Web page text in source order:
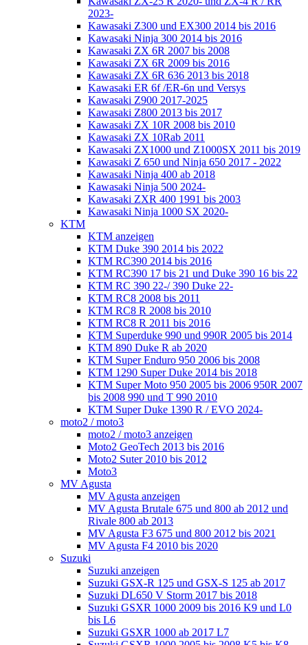
2023-
Kawasaki Z300 und EX300 2014 bis 2016
Kawasaki Ninja 300 2014 bis 2016
Kawasaki ZX 6R 2007 bis 2008
Kawasaki ZX 6R 2009 bis 2016
Kawasaki ZX 6R 636 2013 bis 2018
Kawasaki ER 6f /ER-6n und Versys
Kawasaki Z900 2017-2025
Kawasaki Z800 2013 bis 2017
Kawasaki ZX 10R 2008 bis 2010
Kawasaki ZX 10Rab 2011
Kawasaki ZX1000 und Z1000SX 2011 bis 2019
Kawasaki Z 650 und Ninja 650 2017 - 2022
Kawasaki Ninja 400 ab 2018
Kawasaki Ninja 500 2024-
Kawasaki ZXR 400 1991 bis 2003
Kawasaki Ninja 1000 SX 2020-
KTM
KTM anzeigen
KTM Duke 390 2014 bis 2022
KTM RC390 2014 bis 2016
KTM RC390 17 bis 21 und Duke 390 16 bis 22
KTM RC 390 22-/ 390 Duke 22-
KTM RC8 2008 bis 2011
KTM RC8 R 2008 bis 2010
KTM RC8 R 2011 bis 2016
KTM Superduke 990 und 990R 2005 bis 2014
KTM 890 Duke R ab 2020
KTM Super Enduro 950 2006 bis 2008
KTM 1290 Super Duke 2014 bis 2018
KTM Super Moto 950 2005 bis 2006 950R 2007
bis 2008 990 und T 990 2010
KTM Super Duke 1390 R / EVO 2024-
moto2 / moto3
moto2 / moto3 anzeigen
Moto2 GeoTech 2013 bis 2016
Moto2 Suter 2010 bis 2012
Moto3
MV Agusta
MV Agusta anzeigen
MV Agusta Brutale 675 und 800 ab 2012 und
Rivale 800 ab 2013
MV Agusta F3 675 und 800 2012 bis 2021
MV Agusta F4 2010 bis 2020
Suzuki
Suzuki anzeigen
Suzuki GSX-R 125 und GSX-S 125 ab 2017
Suzuki DL650 V Storm 2017 bis 2018
Suzuki GSXR 1000 2009 bis 2016 K9 und L0
bis L6
Suzuki GSXR 1000 ab 2017 L7